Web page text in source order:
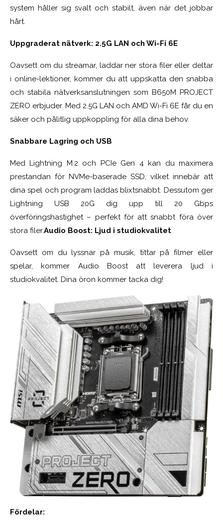
system håller sig svalt och stabilt, även när det jobbar
hårt.
Uppgraderat nätverk: 2.5G LAN och Wi-Fi 6E
Oavsett om du streamar, laddar ner stora filer eller deltar
i online-lektioner, kommer du att uppskatta den snabba
och stabila nätverksanslutningen som B650M PROJECT
ZERO erbjuder. Med 2.5G LAN och AMD Wi-Fi 6E får du en
säker och pålitlig uppkoppling för alla dina behov.
Snabbare Lagring och USB
Med Lightning M.2 och PCIe Gen 4 kan du maximera
prestandan för NVMe-baserade SSD, vilket innebär att
dina spel och program laddas blixtsnabbt. Dessutom ger
Lightning USB 20G dig upp till 20 Gbps
överföringshastighet – perfekt för att snabbt föra över
stora filer.Audio Boost: Ljud i studiokvalitet
Oavsett om du lyssnar på musik, tittar på filmer eller
spelar, kommer Audio Boost att leverera ljud i
studiokvalitet. Dina öron kommer tacka dig!
Fördelar: